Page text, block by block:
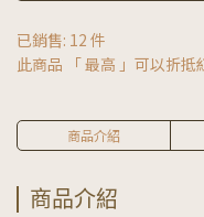
已銷售: 12 件
此商品 「 最高 」可以折抵
商品介紹
商品介紹